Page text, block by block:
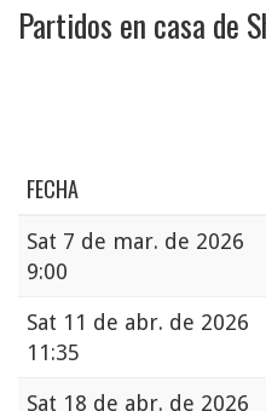
Partidos en casa de
FECHA
Sat 7 de mar. de 2026
9:00
Sat 11 de abr. de 2026
11:35
Sat 18 de abr. de 2026